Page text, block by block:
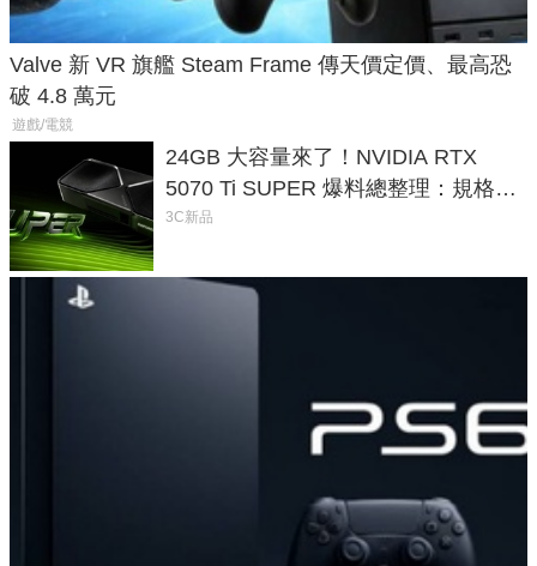
Valve 新 VR 旗艦 Steam Frame 傳天價定價、最高恐
破 4.8 萬元
遊戲/電競
24GB 大容量來了！NVIDIA RTX
5070 Ti SUPER 爆料總整理：規格、
功耗、上市時間
3C新品